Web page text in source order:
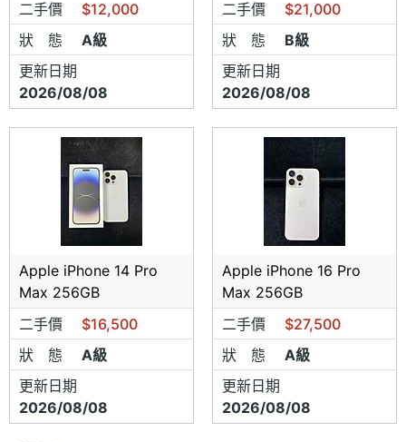
二手價
$12,000
狀 態
A級
更新日期
2026/08/08
二手價
$21,000
狀 態
B級
更新日期
2026/08/08
Apple iPhone 14 Pro
Max 256GB
二手價
$16,500
狀 態
A級
更新日期
2026/08/08
Apple iPhone 16 Pro
Max 256GB
二手價
$27,500
狀 態
A級
更新日期
2026/08/08